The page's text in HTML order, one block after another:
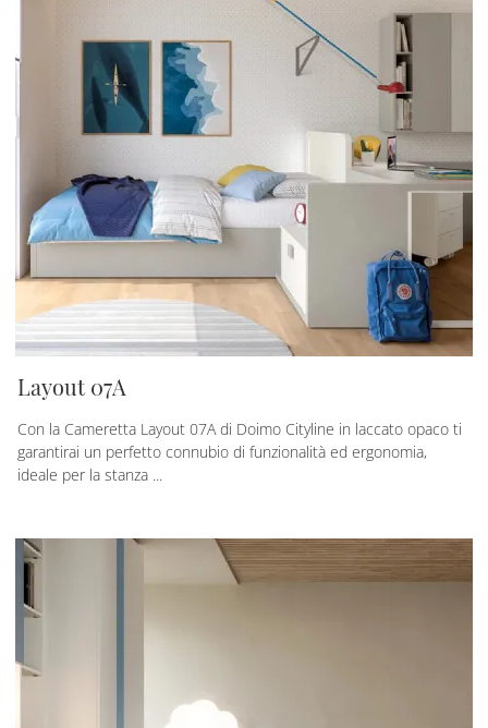
Layout 07A
Con la Cameretta Layout 07A di Doimo Cityline in laccato opaco ti
garantirai un perfetto connubio di funzionalità ed ergonomia,
ideale per la stanza ...